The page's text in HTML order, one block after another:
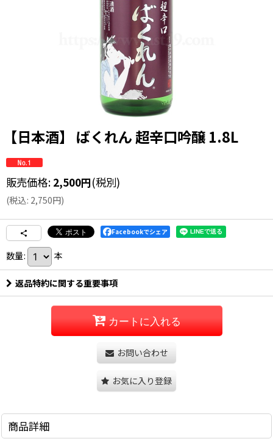
【日本酒】 ばくれん 超辛口吟醸 1.8L
販売価格: 2,500円(税別)
(税込: 2,750円)
Facebookでシェア
数量: 本
返品特約に関する重要事項
カートに入れる
お問い合わせ
お気に入り登録
商品詳細